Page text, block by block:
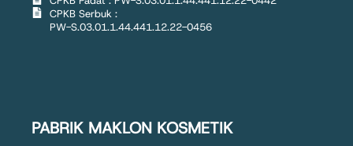
CPKB Serbuk :
PW-S.03.01.1.44.441.12.22-0456
PABRIK MAKLON KOSMETIK